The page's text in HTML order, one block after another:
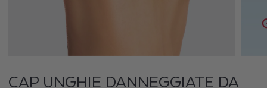
N
CAP UNGHIE DANNEGGIATE DA